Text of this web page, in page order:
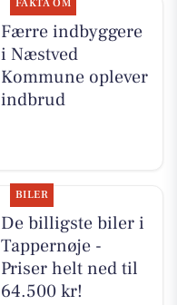
FAKTA OM
Færre indbyggere
i Næstved
Kommune oplever
indbrud
BILER
De billigste biler i
Tappernøje -
Priser helt ned til
64.500 kr!